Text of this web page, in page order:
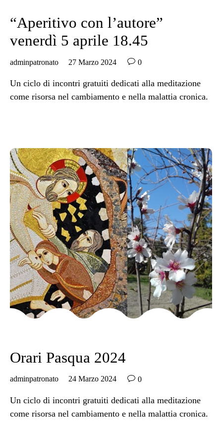
“Aperitivo con l’autore”
venerdì 5 aprile 18.45
adminpatronato 27 Marzo 2024  0
Un ciclo di incontri gratuiti dedicati alla meditazione
come risorsa nel cambiamento e nella malattia cronica.
Orari Pasqua 2024
adminpatronato 24 Marzo 2024  0
Un ciclo di incontri gratuiti dedicati alla meditazione
come risorsa nel cambiamento e nella malattia cronica.